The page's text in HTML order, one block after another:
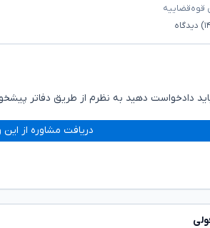
قوه‌قضاییه
دیدگاه
باید دادخواست دهید به نظرم از طریق دفاتر
دریافت مشاوره از این